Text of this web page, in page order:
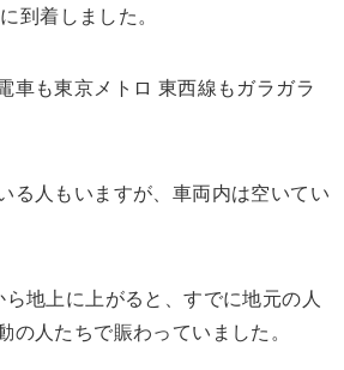
到着しました。
車も東京メトロ 東西線もガラガラ
る人もいますが、車両内は空いてい
地上に上がると、すでに地元の人
の人たちで賑わっていました。